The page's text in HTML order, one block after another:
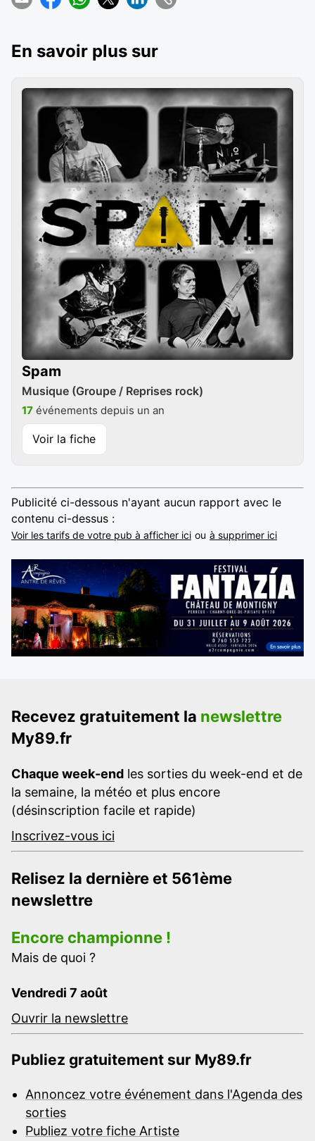
En savoir plus sur
Spam
Musique (Groupe / Reprises rock)
17 événements depuis un an
Voir la fiche
Publicité ci-dessous n'ayant aucun rapport avec le
contenu ci-dessus :
Voir les tarifs de votre pub à afficher ici ou à supprimer ici
Recevez gratuitement la newslettre
My89.fr
Chaque week-end les sorties du week-end et de
la semaine, la météo et plus encore
(désinscription facile et rapide)
Inscrivez-vous ici
Relisez la dernière et 561ème
newslettre
Encore championne !
Mais de quoi ?
Vendredi 7 août
Ouvrir la newslettre
Publiez gratuitement sur My89.fr
Annoncez votre événement dans l'Agenda des
sorties
Publiez votre fiche Artiste